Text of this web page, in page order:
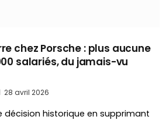
chez Porsche : plus aucune
salariés, du jamais-vu
28 avril 2026
décision historique en supprimant